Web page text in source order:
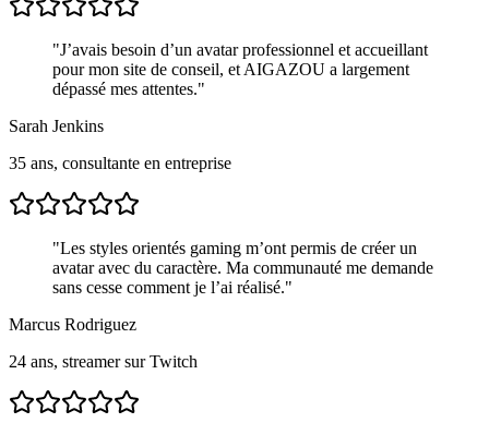
"J’avais besoin d’un avatar professionnel et accueillant
pour mon site de conseil, et AIGAZOU a largement
dépassé mes attentes."
Sarah Jenkins
35 ans, consultante en entreprise
"Les styles orientés gaming m’ont permis de créer un
avatar avec du caractère. Ma communauté me demande
sans cesse comment je l’ai réalisé."
Marcus Rodriguez
24 ans, streamer sur Twitch